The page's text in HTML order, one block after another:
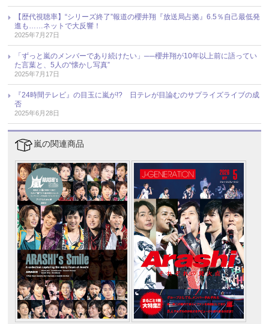
【歴代視聴率】“シリーズ終了”報道の櫻井翔『放送局占拠』6.5％自己最低発
進も……ネットで大反響！
2025年7月27日
「ずっと嵐のメンバーであり続けたい」──櫻井翔が10年以上前に語ってい
た言葉と、5人の“懐かし写真”
2025年7月17日
『24時間テレビ』の目玉に嵐が!? 日テレが目論むのサプライズライブの成
否
2025年6月28日
嵐の関連商品